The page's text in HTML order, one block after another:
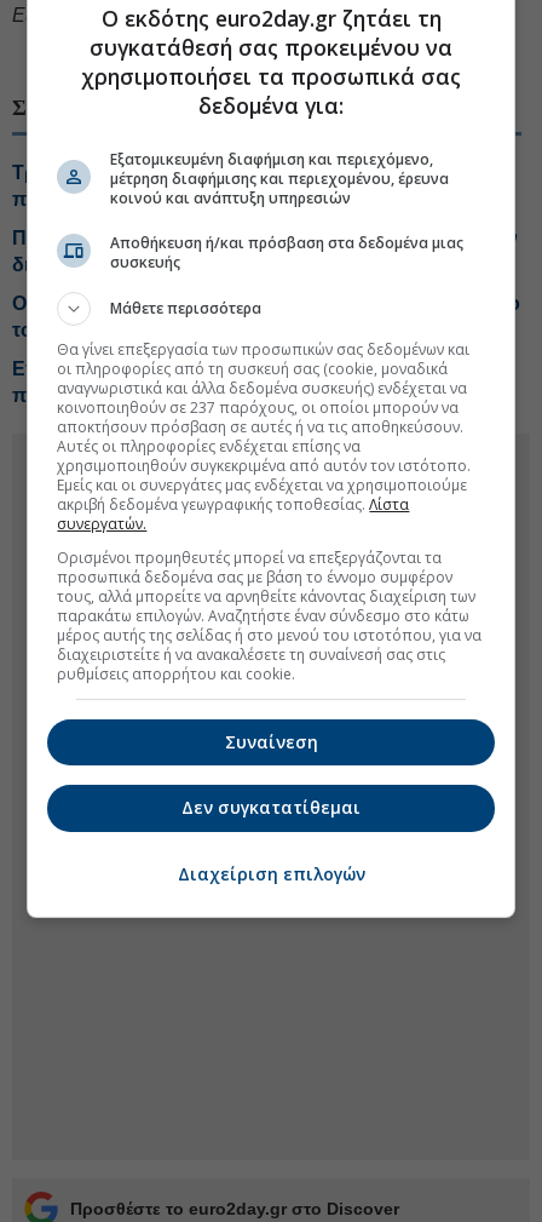
Euro2day.gr.
#Ντόναλντ Τραμπ
#Τιμές πετρελαίου
ΣΧΕΤΙΚΑ ΘΕΜΑΤΑ
Tραμπ: Οι Chevron και Exxon έβγαλαν υπερβολικά
πολλά χρήματα λόγω του πολέμου
Πορτογαλία: Έκτακτος φόρος 33% στα υπερκέρδη των
διυλιστηρίων
O Τραμπ δηλώνει «πολύ ικανοποιημένος» από το έργο
του Χέγκσεθ στο υπουργείο Άμυνας
Επτά χώρες του ΟΠΕΚ+ αυξάνουν την παραγωγή
πετρελαίου κατά 188.000 βαρέλια την ημέρα
Προσθέστε το euro2day.gr στο Discover
Ο εκδότης euro2day.gr ζητάει τη
συγκατάθεσή σας προκειμένου να
χρησιμοποιήσει τα προσωπικά σας
δεδομένα για:
Εξατομικευμένη διαφήμιση και περιεχόμενο,
μέτρηση διαφήμισης και περιεχομένου, έρευνα
κοινού και ανάπτυξη υπηρεσιών
Αποθήκευση ή/και πρόσβαση στα δεδομένα μιας
συσκευής
Μάθετε περισσότερα
Θα γίνει επεξεργασία των προσωπικών σας δεδομένων και
οι πληροφορίες από τη συσκευή σας (cookie, μοναδικά
αναγνωριστικά και άλλα δεδομένα συσκευής) ενδέχεται να
κοινοποιηθούν σε 237 παρόχους, οι οποίοι μπορούν να
αποκτήσουν πρόσβαση σε αυτές ή να τις αποθηκεύσουν.
Αυτές οι πληροφορίες ενδέχεται επίσης να
χρησιμοποιηθούν συγκεκριμένα από αυτόν τον ιστότοπο.
Εμείς και οι συνεργάτες μας ενδέχεται να χρησιμοποιούμε
ακριβή δεδομένα γεωγραφικής τοποθεσίας.Λίστα
συνεργατών.
Ορισμένοι προμηθευτές μπορεί να επεξεργάζονται τα
προσωπικά δεδομένα σας με βάση το έννομο συμφέρον
τους, αλλά μπορείτε να αρνηθείτε κάνοντας διαχείριση των
παρακάτω επιλογών. Αναζητήστε έναν σύνδεσμο στο κάτω
μέρος αυτής της σελίδας ή στο μενού του ιστοτόπου, για να
διαχειριστείτε ή να ανακαλέσετε τη συναίνεσή σας στις
ρυθμίσεις απορρήτου και cookie.
Συναίνεση
Δεν συγκατατίθεμαι
Διαχείριση επιλογών